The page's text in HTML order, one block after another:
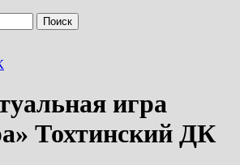
игра
Тохтинский ДК